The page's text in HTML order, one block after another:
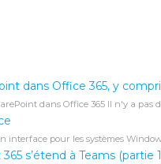
dans Office 365, y
dans Office 365 Il n'y a pas
interface pour les systèmes
s’étend à Teams (partie